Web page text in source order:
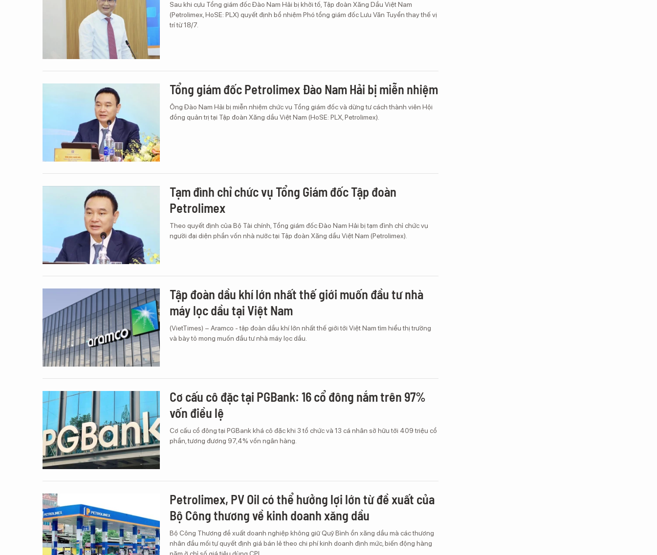
Sau khi cựu Tổng giám đốc Đào Nam Hải bị khởi tố, Tập đoàn Xăng Dầu Việt Nam
(Petrolimex, HoSE: PLX) quyết định bổ nhiệm Phó tổng giám đốc Lưu Văn Tuyển thay thế vị
trí từ 18/7.
Tổng giám đốc Petrolimex Đào Nam Hải bị miễn nhiệm
Ông Đào Nam Hải bị miễn nhiệm chức vụ Tổng giám đốc và dừng tư cách thành viên Hội
đồng quản trị tại Tập đoàn Xăng dầu Việt Nam (HoSE: PLX, Petrolimex).
Tạm đình chỉ chức vụ Tổng Giám đốc Tập đoàn
Petrolimex
Theo quyết định của Bộ Tài chính, Tổng giám đốc Đào Nam Hải bị tạm đình chỉ chức vụ
người đại diện phần vốn nhà nước tại Tập đoàn Xăng dầu Việt Nam (Petrolimex).
Tập đoàn dầu khí lớn nhất thế giới muốn đầu tư nhà
máy lọc dầu tại Việt Nam
(VietTimes) – Aramco - tập đoàn dầu khí lớn nhất thế giới tới Việt Nam tìm hiểu thị trường
và bày tỏ mong muốn đầu tư nhà máy lọc dầu.
Cơ cấu cô đặc tại PGBank: 16 cổ đông nắm trên 97%
vốn điều lệ
Cơ cấu cổ đông tại PGBank khá cô đặc khi 3 tổ chức và 13 cá nhân sở hữu tới 409 triệu cổ
phần, tương đương 97,4% vốn ngân hàng.
Petrolimex, PV Oil có thể hưởng lợi lớn từ đề xuất của
Bộ Công thương về kinh doanh xăng dầu
Bộ Công Thương đề xuất doanh nghiệp không giữ Quỹ Bình ổn xăng dầu mà các thương
nhân đầu mối tự quyết định giá bán lẻ theo chi phí kinh doanh định mức, biến động hàng